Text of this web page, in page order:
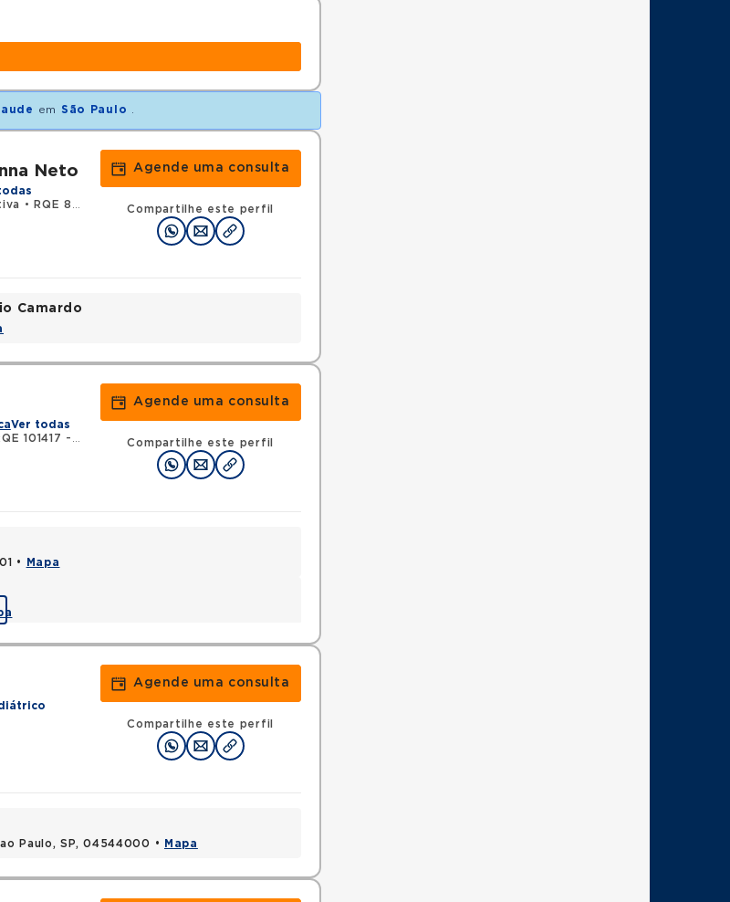
em São Paulo
Neto
•
RQE 85297 - Ortopedia e traumatologia
Agende uma consulta
Compartilhe este perfil
Camardo
Ver todas
101417 - Coloproctologia
Agende uma consulta
Compartilhe este perfil
• Mapa
Agende uma consulta
Compartilhe este perfil
Paulo, SP, 04544000 • Mapa